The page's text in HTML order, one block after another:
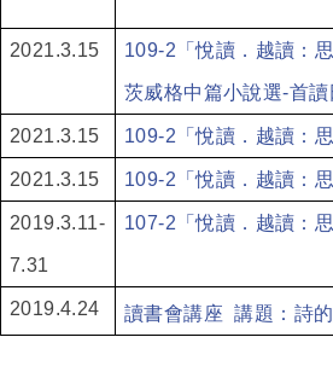
2021.3.15 109-2 「悅讀．越讀：
茨威格中篇小說選-首讀
2021.3.15 109-2 「悅讀．越讀：
2021.3.15 109-2 「悅讀．越讀：
2019.3.11-
7.31
107-2 「悅讀．越讀：
2019.4.24 讀書會講座 講題：詩